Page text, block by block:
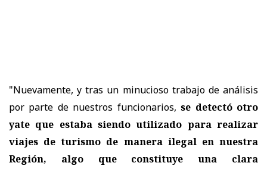
"Nuevamente, y tras un minucioso trabajo de análisis
por parte de nuestros funcionarios,se detectó otro
yate que estaba siendo utilizado para realizar
viajes de turismo de manera ilegal en nuestra
Región, algo que constituye una clara